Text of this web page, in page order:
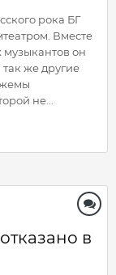
рока БГ
Вместе
он
же другие
не...
в